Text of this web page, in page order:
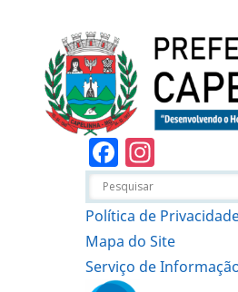
Facebook
Política de
Mapa do Site
Serviço de